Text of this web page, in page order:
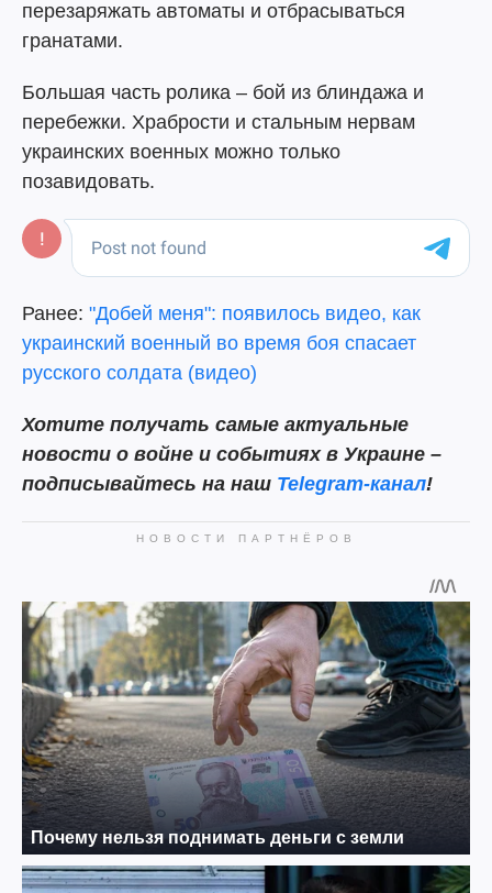
перезаряжать автоматы и отбрасываться
гранатами.
Большая часть ролика – бой из блиндажа и
перебежки. Храбрости и стальным нервам
украинских военных можно только
позавидовать.
Ранее: "Добей меня": появилось видео, как
украинский военный во время боя спасает
русского солдата (видео)
Хотите получать самые актуальные
новости о войне и событиях в Украине –
подписывайтесь на наш Telegram-канал!